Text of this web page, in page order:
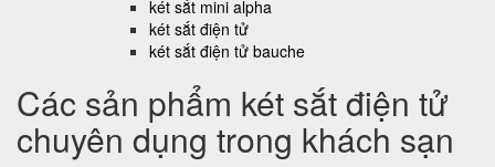
két sắt mini alpha
két sắt điện tử
két sắt điện tử bauche
Các sản phẩm két sắt điện tử
chuyên dụng trong khách sạn